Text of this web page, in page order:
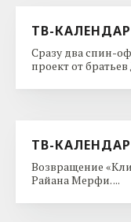
ТВ-
Сразу два спин-
проект от
ТВ-
Возвращение
Райана Мерфи. ...